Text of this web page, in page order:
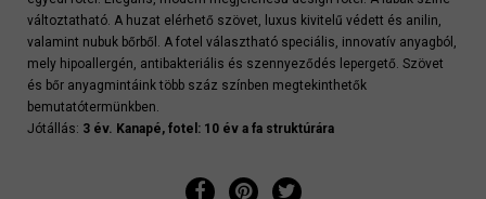
változtatható. A huzat elérhető szövet, luxus kivitelű védett és anilin,
valamint nubuk bőrből. A fotel választható speciális, innovatív anyagból,
mely hipoallergén, antibakteriális és szennyeződés lepergető. Szövet
és bőr anyagmintáink több száz színben megtekinthetők
bemutatótermünkben.
Jótállás: 3 év. Kanapé, fotel: 10 év a fa struktúrára